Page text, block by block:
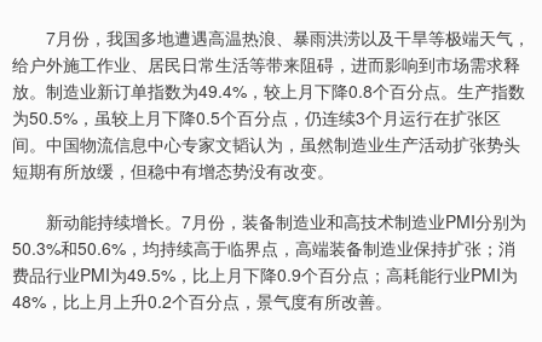
7月份，我国多地遭遇高温热浪、暴雨洪涝以及干旱等极端天气，
给户外施工作业、居民日常生活等带来阻碍，进而影响到市场需求释
放。制造业新订单指数为49.4%，较上月下降0.8个百分点。生产指数
为50.5%，虽较上月下降0.5个百分点，仍连续3个月运行在扩张区
间。中国物流信息中心专家文韬认为，虽然制造业生产活动扩张势头
短期有所放缓，但稳中有增态势没有改变。
新动能持续增长。7月份，装备制造业和高技术制造业PMI分别为
50.3%和50.6%，均持续高于临界点，高端装备制造业保持扩张；消
费品行业PMI为49.5%，比上月下降0.9个百分点；高耗能行业PMI为
48%，比上月上升0.2个百分点，景气度有所改善。